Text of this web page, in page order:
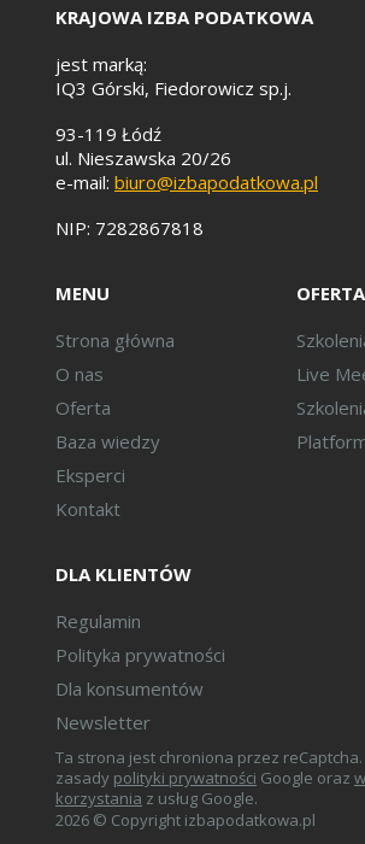
KRAJOWA IZBA PODATKOWA
jest marką:
IQ3 Górski, Fiedorowicz sp.j.
93-119 Łódź
ul. Nieszawska 20/26
e-mail: biuro@izbapodatkowa.pl
NIP: 7282867818
MENU
Strona główna
O nas
Oferta
Baza wiedzy
Eksperci
Kontakt
OFERTA
Live
DLA KLIENTÓW
Regulamin
Polityka prywatności
Dla konsumentów
Newsletter
Ta strona jest chroniona przez
zasady polityki prywatności Google oraz
korzystania z usług Google.
2026 © Copyright izbapodatkowa.pl